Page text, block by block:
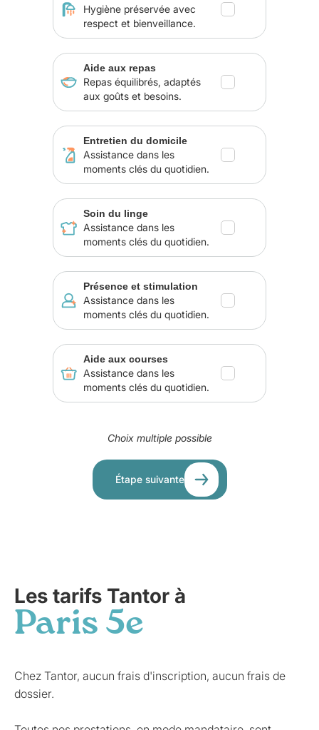
Hygiène préservée avec
respect et bienveillance.
Aide aux repas
Repas équilibrés, adaptés
aux goûts et besoins.
Entretien du domicile
Assistance dans les
moments clés du quotidien.
Soin du linge
Assistance dans les
moments clés du quotidien.
Présence et stimulation
Assistance dans les
moments clés du quotidien.
Aide aux courses
Assistance dans les
moments clés du quotidien.
Choix multiple possible
Étape suivante
Les tarifs Tantor à
Paris 5e
Chez Tantor, aucun frais d'inscription, aucun frais de
dossier.